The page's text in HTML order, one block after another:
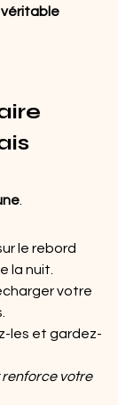
véritable
.
le rebord
la nuit.
votre
les et gardez-
renforce votre